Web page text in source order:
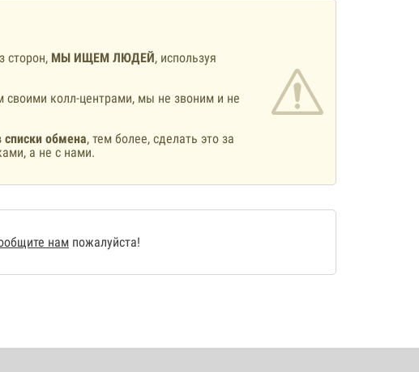
сторон, МЫ ИЩЕМ ЛЮДЕЙ, используя
своими колл-центрами, мы не звоним и не
обмена, тем более, сделать это за
а не с нами.
нам пожалуйста!